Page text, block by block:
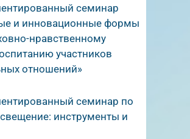
семинар
и инновационные формы
нравственному
участников
отношений»
семинар по
инструменты и